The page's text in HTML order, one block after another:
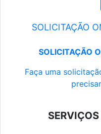
SOLICITAÇÃO
SOLICITAÇÃO
Faça uma